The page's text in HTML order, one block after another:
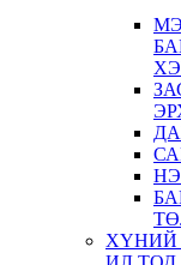
ХҮНИЙ